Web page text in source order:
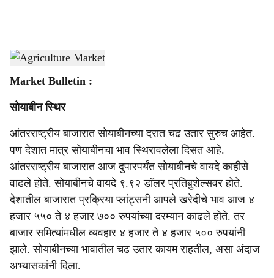
r
e
Agriculture Market- Agrowon
Market Bulletin :
सोयाबीन स्थिर
आंतरराष्ट्रीय बाजारात सोयाबीनच्या दरात चढ उतार सुरुच आहेत.
पण देशात मात्र सोयाबीनचा भाव स्थिरावलेला दिसत आहे.
आंतरराष्ट्रीय बाजारात आज दुपारपर्यंत सोयाबीनचे वायदे काहीसे
वाढले होते. सोयाबीनचे वायदे ९.९२ डाॅलर प्रतिबुशेल्सवर होते.
देशातील बाजारात प्रक्रिया प्लांट्सनी आपले खरेदीचे भाव आज ४
हजार ५५० ते ४ हजार ७०० रुपयांच्या दरम्यान काढले होते. तर
बाजार समित्यांमधील व्यवहार ४ हजार ते ४ हजार ५०० रुपयांनी
झाले. सोयाबीनच्या भावातील चढ उतार कायम राहतील, असा अंदाज
अभ्यासकांनी दिला.